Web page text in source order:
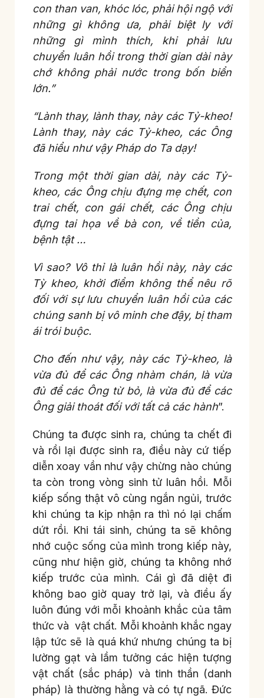
con than van, khóc lóc, phải hội ngộ với
những gì không ưa, phải biệt ly với
những gì mình thích, khi phải lưu
chuyển luân hồi trong thời gian dài này
chớ không phải nước trong bốn biển
lớn.”
“Lành thay, lành thay, này các Tỷ-kheo!
Lành thay, này các Tỷ-kheo, các Ông
đã hiểu như vậy Pháp do Ta dạy!
Trong một thời gian dài, này các Tỷ-
kheo, các Ông chịu đựng mẹ chết, con
trai chết, con gái chết, các Ông chịu
đựng tai họa về bà con, về tiền của,
bệnh tật …
Vì sao? Vô thỉ là luân hồi này, này các
Tỳ kheo, khởi điểm không thể nêu rõ
đối với sự lưu chuyển luân hồi của các
chúng sanh bị vô minh che đậy, bị tham
ái trói buộc.
Cho đến như vậy, này các Tỷ-kheo, là
vừa đủ để các Ông nhàm chán, là vừa
đủ để các Ông từ bỏ, là vừa đủ để các
Ông giải thoát đối với tất cả các hành”.
Chúng ta được sinh ra, chúng ta chết đi
và rồi lại được sinh ra, điều này cứ tiếp
diễn xoay vần như vậy chừng nào chúng
ta còn trong vòng sinh tử luân hồi. Mỗi
kiếp sống thật vô cùng ngắn ngủi, trước
khi chúng ta kịp nhận ra thì nó lại chấm
dứt rồi. Khi tái sinh, chúng ta sẽ không
nhớ cuộc sống của mình trong kiếp này,
cũng như hiện giờ, chúng ta không nhớ
kiếp trước của mình. Cái gì đã diệt đi
không bao giờ quay trở lại, và điều ấy
luôn đúng với mỗi khoảnh khắc của tâm
thức và vật chất. Mỗi khoảnh khắc ngay
lập tức sẽ là quá khứ nhưng chúng ta bị
lường gạt và lầm tưởng các hiện tượng
vật chất (sắc pháp) và tinh thần (danh
pháp) là thường hằng và có tự ngã. Đức